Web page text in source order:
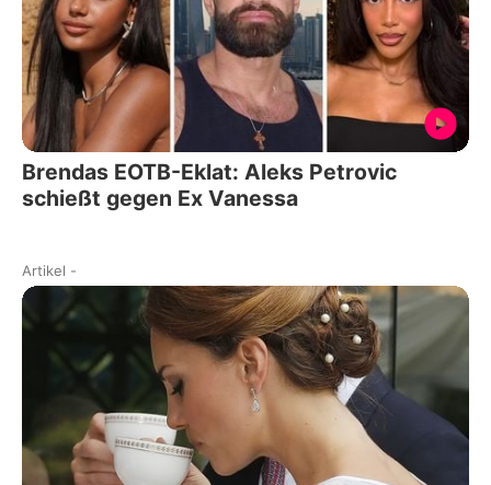
Brendas EOTB-Eklat: Aleks Petrovic
schießt gegen Ex Vanessa
Artikel -